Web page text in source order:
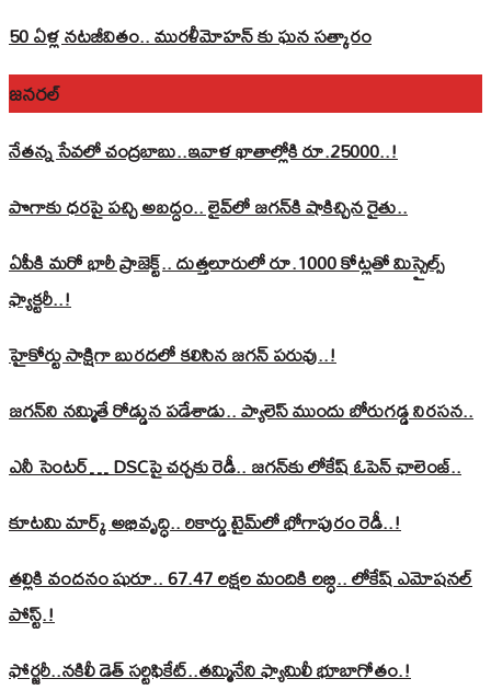
50 ఏళ్ల నటజీవితం.. మురళీమోహన్ కు ఘన సత్కారం
జనరల్
నేతన్న సేవలో చంద్రబాబు..ఇవాళ ఖాతాల్లోకి రూ.25000..!
పొగాకు ధరపై పచ్చి అబద్దం.. లైవ్‌లో జగన్‌కి షాకిచ్చిన రైతు..
ఏపీకి మరో భారీ ప్రాజెక్ట్.. దుత్తలూరులో రూ.1000 కోట్లతో మిస్సైల్స్
ఫ్యాక్టరీ..!
హైకోర్టు సాక్షిగా బురదలో కలిసిన జగన్ పరువు..!
జగన్‌ని నమ్మితే రోడ్డున పడేశాడు.. ప్యాలెస్‌ ముందు బోరుగడ్డ నిరసన..
ఎనీ సెంటర్‌… DSCపై చర్చకు రెడీ.. జగన్‌కు లోకేష్‌ ఓపెన్ ఛాలెంజ్..
కూటమి మార్క్ అభివృద్ధి.. రికార్డు టైమ్‌లో భోగాపురం రెడీ..!
తల్లికి వందనం షురూ.. 67.47 లక్షల మందికి లబ్ధి.. లోకేష్‌ ఎమోషనల్
పోస్ట్‌.!
ఫోర్జరీ..నకిలీ డెత్ సర్టిఫికేట్..తమ్మినేని ఫ్యామిలీ భూబాగోతం.!